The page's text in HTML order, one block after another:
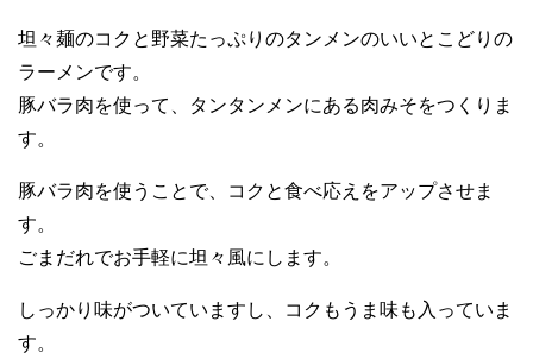
坦々麺のコクと野菜たっぷりのタンメンのいいとこどりの
ラーメンです。
豚バラ肉を使って、タンタンメンにある肉みそをつくりま
す。
豚バラ肉を使うことで、コクと食べ応えをアップさせま
す。
ごまだれでお手軽に坦々風にします。
しっかり味がついていますし、コクもうま味も入っていま
す。